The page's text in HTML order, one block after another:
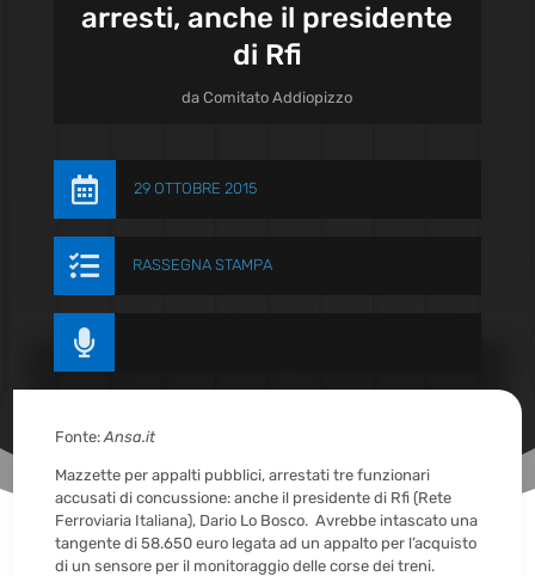
arresti, anche il presidente
di Rfi
daComitato Addiopizzo
 29 OTTOBRE 2015
 RASSEGNA STAMPA

Fonte:Ansa.it
Mazzette per appalti pubblici, arrestati tre funzionari
accusati di concussione: anche il presidente di Rfi (Rete
Ferroviaria Italiana), Dario Lo Bosco. Avrebbe intascato una
tangente di 58.650 euro legata ad un appalto per l’acquisto
di un sensore per il monitoraggio delle corse dei treni.